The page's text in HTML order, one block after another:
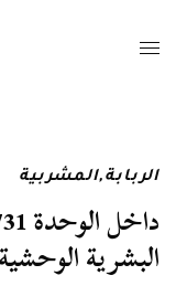
الربابة,المشربية
البشرية